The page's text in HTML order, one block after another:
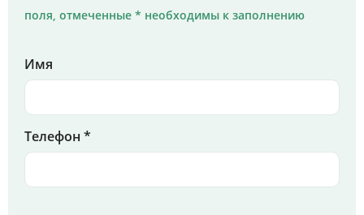
поля, отмеченные * необходимы к заполнению
Имя
Телефон *